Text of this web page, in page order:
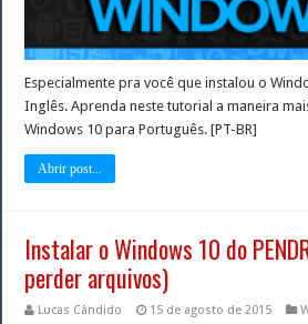
Especialmente pra você que instalou o
Inglês. Aprenda neste tutorial a maneira
Windows 10 para Português. [PT-BR]
Abrir post...
Instalar o Windows 10 do
perder arquivos)
Lucas Cândido 15 de agosto de 2015